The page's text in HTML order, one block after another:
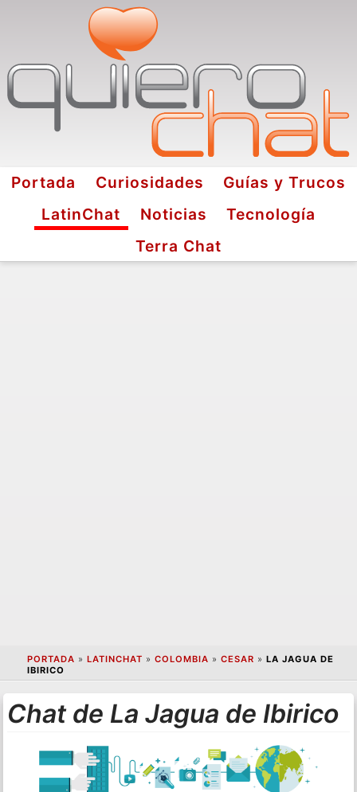
Portada Curiosidades
Guías y Trucos
LatinChat
Noticias
Tecnología
Terra Chat
PORTADA » LATINCHAT » COLOMBIA » CESAR » LA JAGUA DE
IBIRICO
Chat de La Jagua de Ibirico